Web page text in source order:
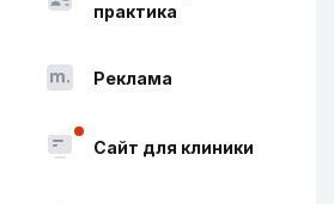
практика
Реклама
Сайт для клиники